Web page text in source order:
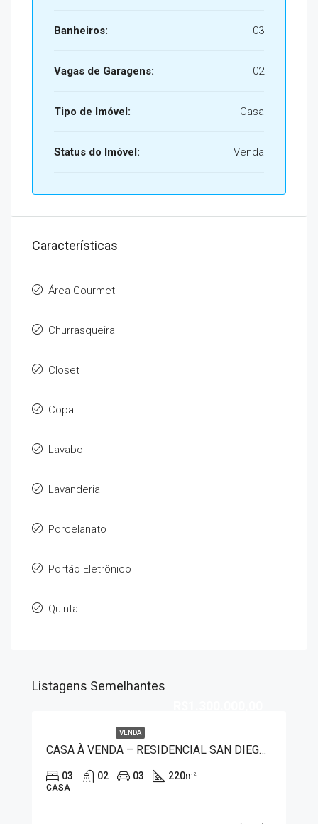
Banheiros: 03
Vagas de Garagens: 02
Tipo de Imóvel: Casa
Status do Imóvel: Venda
Características
Área Gourmet
Churrasqueira
Closet
Copa
Lavabo
Lavanderia
Porcelanato
Portão Eletrônico
Quintal
Listagens Semelhantes
VENDA
CASA À VENDA – RESIDENCIAL SAN DIEGO 9540
03 02 03 220m²
CASA